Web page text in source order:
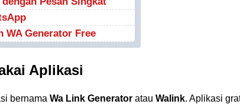
WA Generator Free
Aplikasi
bernama Wa Link Generator atau Walink. Aplikasi